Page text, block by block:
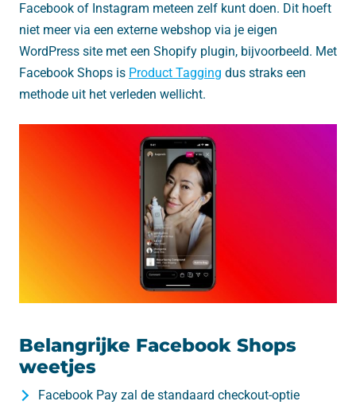
Facebook of Instagram meteen zelf kunt doen. Dit hoeft
niet meer via een externe webshop via je eigen
WordPress site met een Shopify plugin, bijvoorbeeld. Met
Facebook Shops is Product Tagging dus straks een
methode uit het verleden wellicht.
Belangrijke Facebook Shops
weetjes
Facebook Pay zal de standaard checkout-optie